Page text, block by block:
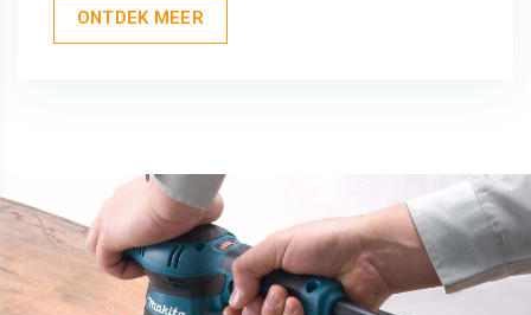
ONTDEK MEER